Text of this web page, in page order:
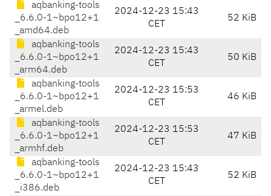
aqbanking-tools
_6.6.0-1~bpo12+1
_amd64.deb
2024-12-23 15:43
CET
52 KiB
aqbanking-tools
_6.6.0-1~bpo12+1
_arm64.deb
2024-12-23 15:43
CET
50 KiB
aqbanking-tools
_6.6.0-1~bpo12+1
_armel.deb
2024-12-23 15:53
CET
46 KiB
aqbanking-tools
_6.6.0-1~bpo12+1
_armhf.deb
2024-12-23 15:53
CET
47 KiB
aqbanking-tools
_6.6.0-1~bpo12+1
_i386.deb
2024-12-23 15:43
CET
52 KiB